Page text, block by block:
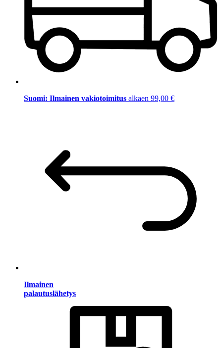
Suomi: Ilmainen vakiotoimitus alkaen 99,00 €
Ilmainen
palautuslähetys